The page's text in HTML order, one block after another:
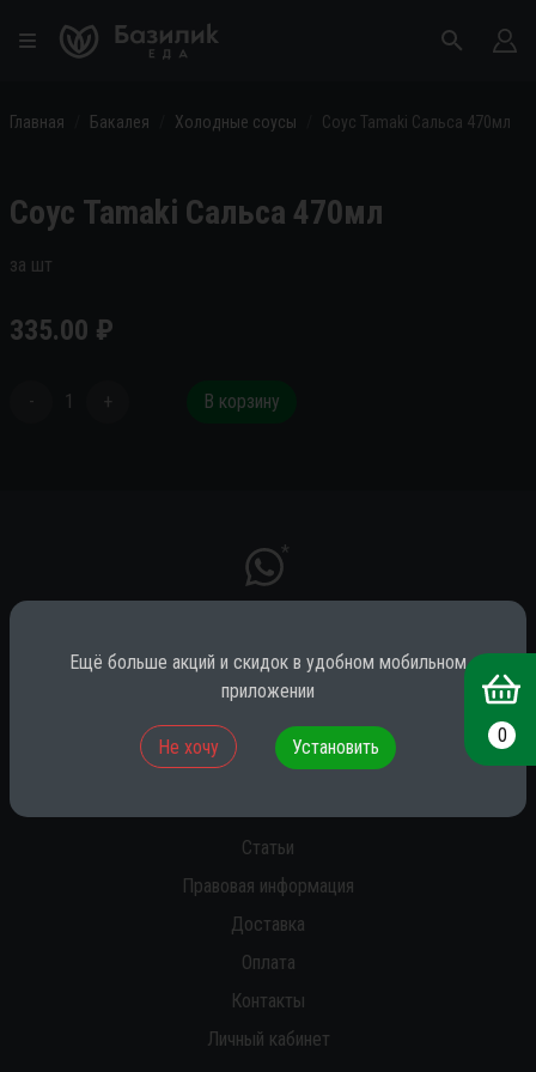
Главная Бакалея Холодные соусы Соус Tamaki Сальса 470мл
Соус Tamaki Сальса 470мл
за шт
335.00 ₽
- 1 + В корзину
*
* принадлежит компании Meta (признана экстремистской на территории
РФ)
О нас
Статьи
Правовая информация
Доставка
Оплата
Контакты
Личный кабинет
0
Ещё больше акций и скидок в удобном мобильном
приложении
Не хочу Установить